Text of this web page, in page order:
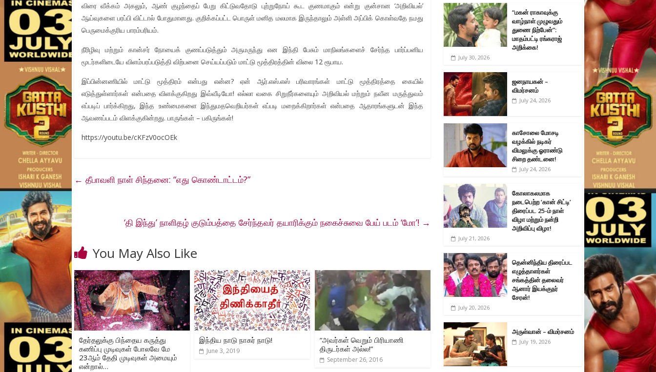
விரை வீக்கம் அகலும், ஆண் குழந்தைப் பேறு கிட்டுவதோடு புற்றுநோய் கூட குணமாகும் என்று குன்சான ‘அறிவியல்’
ஆய்வுகளை பரப்பி விட்டால் போதுமானது. குறிக்கப்பட்ட பொருள் மனித மலமாக இருந்தாலும் அள்ளி அப்பிக் கொள்வதே நமது
பெருமைக்குரிய பாரம்பரியம்.
நீரிழிவு மற்றும் கான்சர் நோயைக் குணப்படுத்தும் அருமருந்து என இந்தி பேசும் மாநிலங்களைச் சேர்ந்த பார்ப்பனிய
மூடர்களிடையே விளம்பரப்படுத்தி விற்பனை செய்யப்படும் மாட்டு மூத்திரத்தின் விலை 12 ரூபாய.
இப்பின்னணியில் மாட்டு மூத்திரம் என்பது என்ன? ஏன் ஆர்.எஸ்.எஸ் பரிவாரங்கள் மாட்டு மூத்திரத்தை கையில்
எடுத்துள்ளார்கள் என்பதை விளக்குகிறது இவ்வீடியோ! எல்லா வகை சிறுநீர்களையும் அறிவியல் மற்றும் நவீன மருத்துவம்
எப்படிப் பார்க்கிறது, இந்த உண்மைகளை இந்துமதவெறியர்கள் எப்படி மறைக்கிறார்கள் என்பதை ஆதாரங்களுடன் இந்த
ஆவணப்படம் விளக்குகின்றது. பாருங்கள் – பகிருங்கள்!
https://youtu.be/cKFzV0ocOEk
← தீபாவளி நாள் சிந்தனை: “எது கொண்டாட்டம்?”
‘தி இந்து’ நாளிதழ் குடும்பத்தை சேர்ந்தவர் தயாரிக்கும் நகைச்சுவை பேய் படம் ‘மோ’! →
You May Also Like
தேர்தலுக்கு பிந்தைய கருத்து
கணிப்பு முடிவுகள் போலவே மே
23ஆம் தேதி முடிவுகள் அமையும்
என்றால்…
இந்திய நாடு நாகர் நாடு!
June 3, 2019
“அவர்கள் வெறும் பிரியாணி
திருடர்கள் அல்ல!”
September 26, 2016
“மகன் ராகாவுக்கு
வாழ்நாள் முழுவதும்
துணை நிற்பேன்”:
மாதம்பட்டி ரங்கராஜ்
அறிக்கை!
July 30, 2026
ஜனநாயகன் –
விமர்சனம்
July 24, 2026
காசோலை மோசடி
வழக்கில் நடிகர்
விமலுக்கு ஓராண்டு
சிறை தண்டனை!
July 24, 2026
கோலாகலமாக
நடைபெற்ற ‘கான் சிட்டி’
திரைப்பட 25-ம் நாள்
விழா மற்றும் நன்றி
அறிவிப்பு விழா!
July 21, 2026
தென்னிந்திய திரைப்பட
எழுத்தாளர்கள்
சங்கத்தின் தலைவர்
ஆனார் இயக்குநர்
சேரன்!
July 20, 2026
அருள்வான் – விமர்சனம்
July 19, 2026